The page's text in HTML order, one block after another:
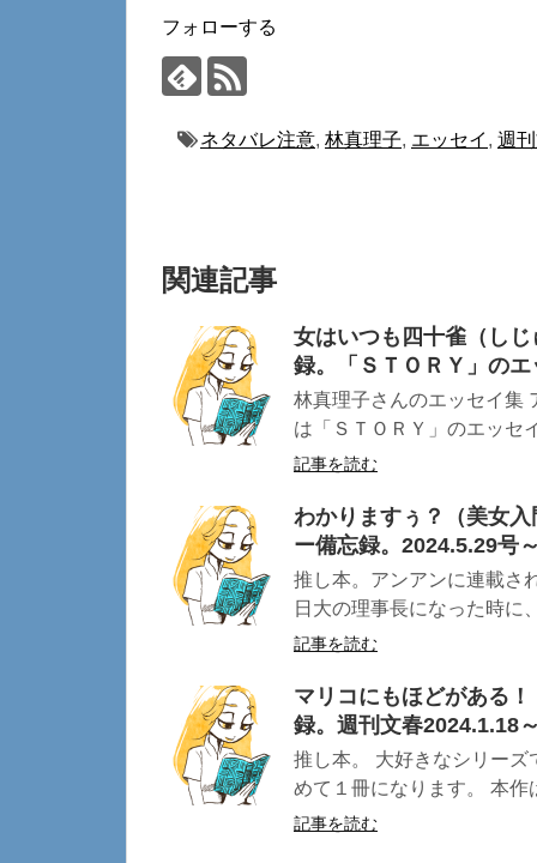
フォローする
ネタバレ注意, 林真理子, エッセイ , 週
関連記事
女はいつも四十雀（し
録。「ＳＴＯＲＹ」の
林真理子さんのエッセイ集
は「ＳＴＯＲＹ」のエッセ
記事を読む
わかりますぅ？（美女
ー備忘録。2024.5.29号
推し本。アンアンに連載さ
日大の理事長になった時に
記事を読む
マリコにもほどがある
録。週刊文春2024.1.18
推し本。 大好きなシリー
めて１冊になります。 本作
記事を読む